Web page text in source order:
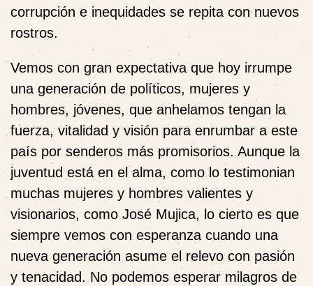
corrupción e inequidades se repita con nuevos
rostros.
Vemos con gran expectativa que hoy irrumpe
una generación de políticos, mujeres y
hombres, jóvenes, que anhelamos tengan la
fuerza, vitalidad y visión para enrumbar a este
país por senderos más promisorios. Aunque la
juventud está en el alma, como lo testimonian
muchas mujeres y hombres valientes y
visionarios, como José Mujica, lo cierto es que
siempre vemos con esperanza cuando una
nueva generación asume el relevo con pasión
y tenacidad. No podemos esperar milagros de